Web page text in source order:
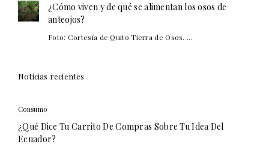
¿Cómo viven y de qué se alimentan los osos de
anteojos?
Foto: Cortesía de Quito Tierra de Osos. ...
Noticias recientes
Consumo
¿Qué Dice Tu Carrito De Compras Sobre Tu Idea Del
Ecuador?